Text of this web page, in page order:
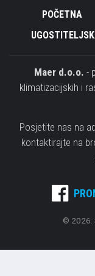
POČETNA
Maer d.o.o. -
klimatizacijskih i
Posjetite nas na
kontaktirajte na
© 2026.